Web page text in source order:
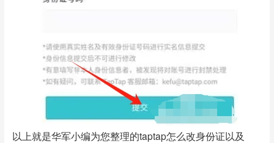
以上就是华军小编为您整理的taptap怎么改身份证以及